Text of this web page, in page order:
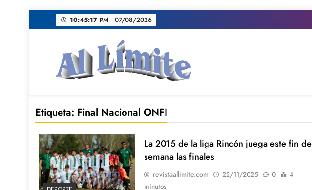
al
10:45:18 PM 07/08/2026
Etiqueta: Final Nacional ONFI
La 2015 de la liga Rincón juega este fin de
semana las finales
revistaallimite.com 22/11/2025 0
4
minutos